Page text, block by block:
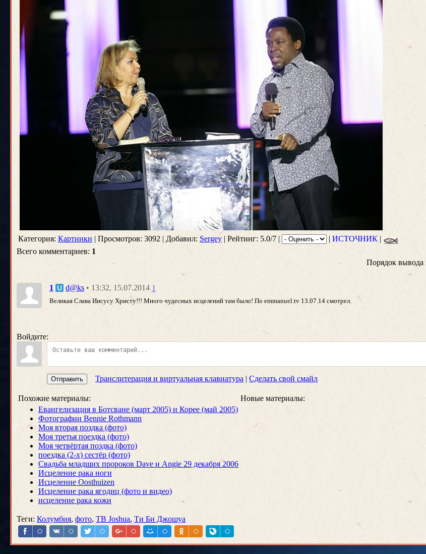
Категория: Картинки | Просмотров: 3092 | Добавил: Sergey | Рейтинг: 5.0/7 | | ИСТОЧНИК |
Всего комментариев: 1
Порядок вывода
1 d@ks • 13:32, 15.07.2014 1
Великая Слава Иисусу Христу!!! Много чудесных исцелений там было! По emmanuel.tv 13.07.14 смотрел.
Войдите:
Отправить Транслитерация и виртуальная клавиатура | Сделать свой смайл
Похожие материалы:
Новые материалы:
Евангелизация в Ботсване (март 2005) и Корее (май 2005)
Фотографии Bennie Rothmann
Моя вторая поздка (фото)
Моя третья поездка (фото)
Моя четвёртая поздка (фото)
поездка (2-х) сестёр (фото)
Свадьба младших пророков Dave и Angie 29 декабря 2006
Исцеление рака ноги
Исцеление Oosthuizen
Исцеление рака ягодиц (фото и видео)
исцеление рака кожи
Теги: Колумбия, фото, TB Joshua, Ти Би Джошуа